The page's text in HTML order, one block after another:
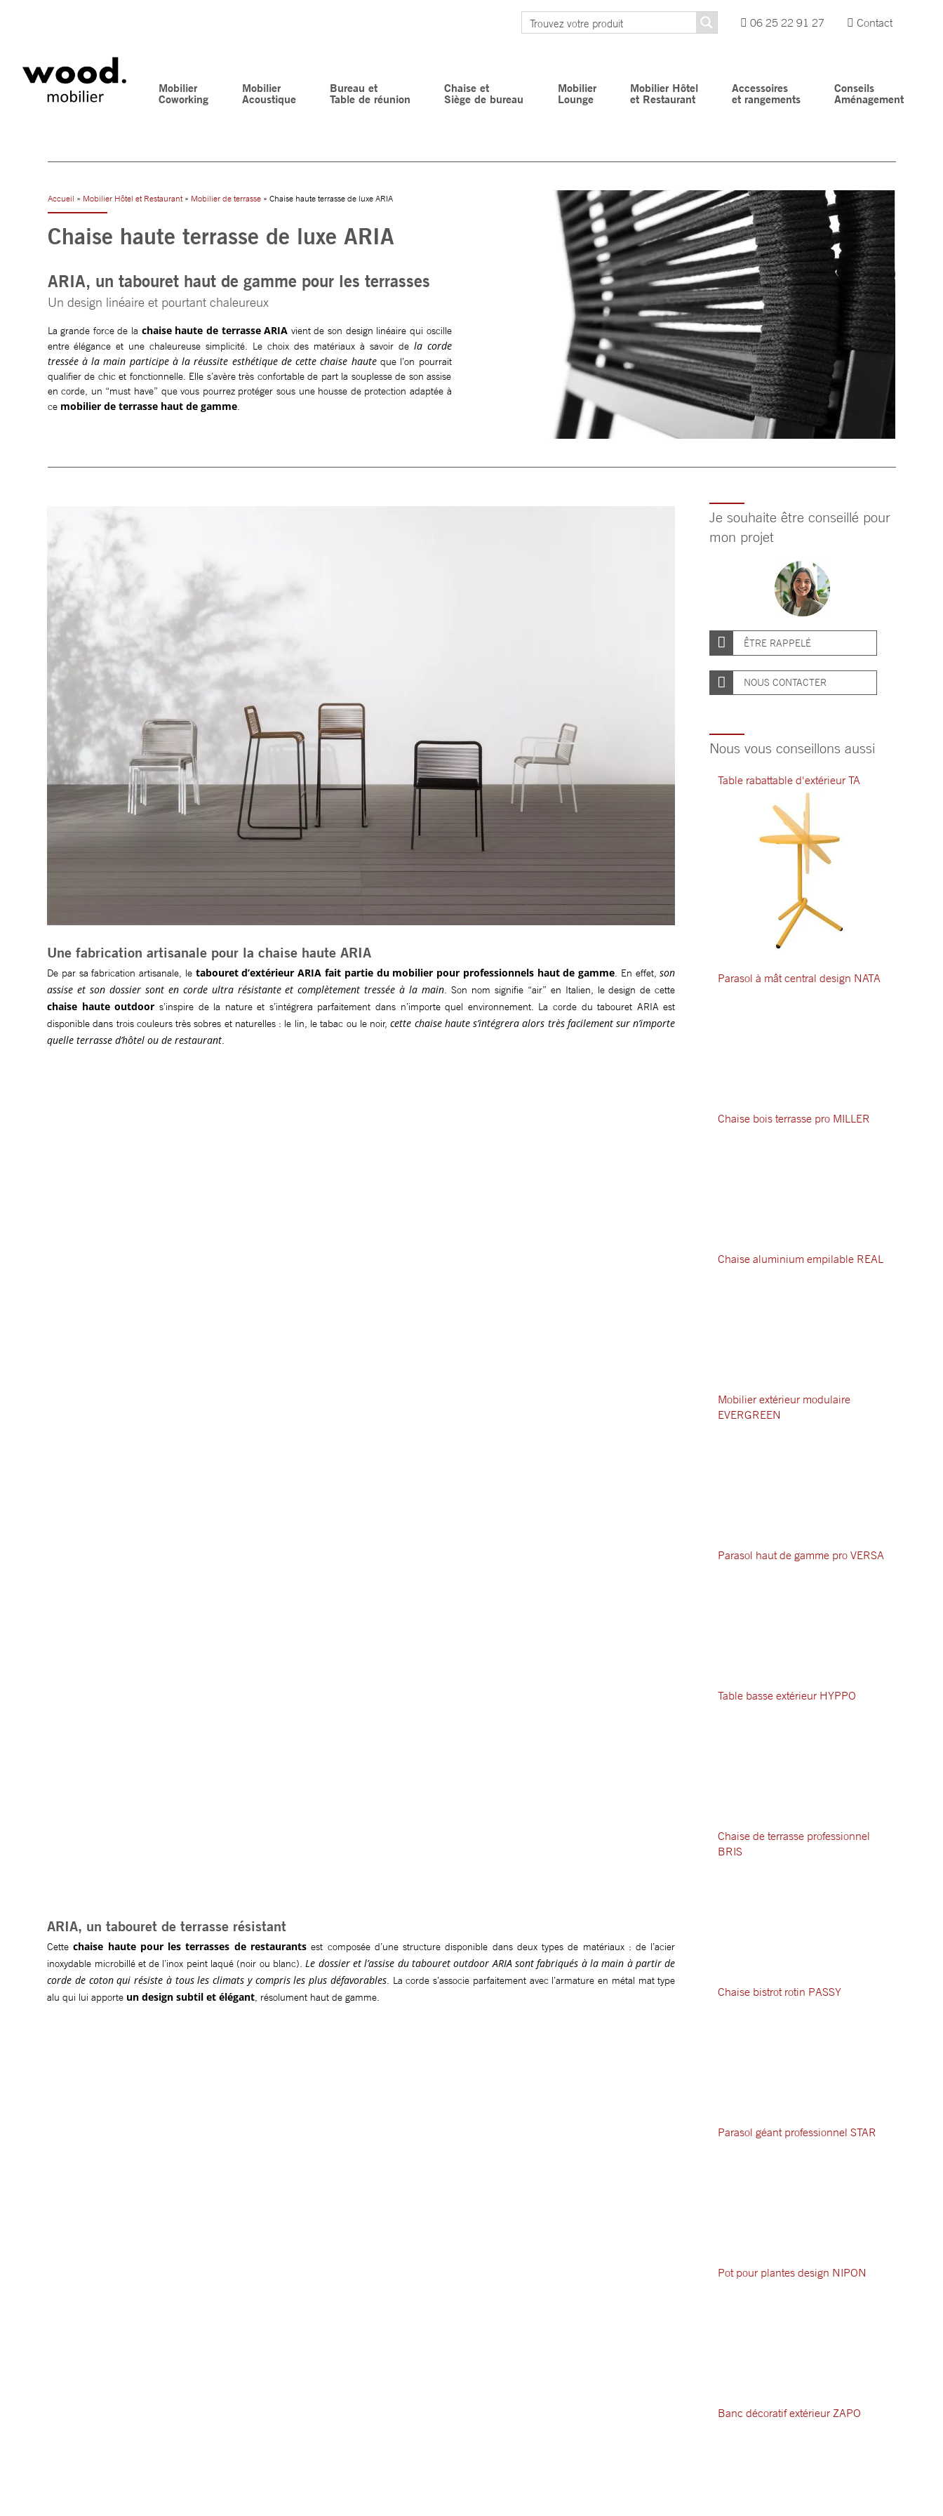
06 25 22 91 27 Contact
Mobilier
Coworking
Mobilier
Acoustique
Bureau et
Table de réunion
Chaise et
Siège de bureau
Mobilier
Lounge
Mobilier Hôtel
et Restaurant
Accessoires
et rangements
Conseils
Aménagement
Accueil » Mobilier Hôtel et Restaurant» Mobilier de terrasse» Chaise haute terrasse de luxe ARIA
Chaise haute terrasse de luxe ARIA
ARIA, un tabouret haut de gamme pour les terrasses
Un design linéaire et pourtant chaleureux
La grande force de la chaise haute de terrasse ARIA vient de son design linéaire qui oscille
entre élégance et une chaleureuse simplicité. Le choix des matériaux à savoir de la corde
tressée à la main participe à la réussite esthétique de cette chaise hauteque l’on pourrait
qualifier de chic et fonctionnelle. Elle s’avère très confortable de part la souplesse de son assise
en corde, un “must have” que vous pourrez protéger sous une housse de protection adaptée à
ce mobilier de terrasse haut de gamme.
Une fabrication artisanale pour la chaise haute ARIA
De par sa fabrication artisanale, le tabouret d’extérieur ARIA fait partie du mobilier pour professionnels haut de gamme. En effet,son
assise et son dossier sont en corde ultra résistante et complètement tressée à la main. Son nom signifie “air” en Italien, le design de cette
chaise haute outdoor s’inspire de la nature et s’intégrera parfaitement dans n’importe quel environnement. La corde du tabouret ARIA est
disponible dans trois couleurs très sobres et naturelles : le lin, le tabac ou le noir,cette chaise haute s’intégrera alors très facilement sur n’importe
quelle terrasse d’hôtel ou de restaurant.
ARIA, un tabouret de terrasse résistant
Cettechaise haute pour les terrasses de restaurants est composée d’une structure disponible dans deux types de matériaux : de l’acier
inoxydable microbillé et de l’inox peint laqué (noir ou blanc).Le dossier et l’assise du tabouret outdoor ARIA sont fabriqués à la main à partir de
corde de coton qui résiste à tous les climats y compris les plus défavorables. La corde s’associe parfaitement avec l’armature en métal mat type
alu qui lui apporte un design subtil et élégant, résolument haut de gamme.
Je souhaite être conseillé pour
mon projet
ÊTRE RAPPELÉ
NOUS CONTACTER
Nous vous conseillons aussi
Table rabattable d'extérieur TA
Parasol à mât central design NATA
Chaise bois terrasse pro MILLER
Chaise aluminium empilable REAL
Mobilier extérieur modulaire
EVERGREEN
Parasol haut de gamme pro VERSA
Table basse extérieur HYPPO
Chaise de terrasse professionnel
BRIS
Chaise bistrot rotin PASSY
Parasol géant professionnel STAR
Pot pour plantes design NIPON
Banc décoratif extérieur ZAPO